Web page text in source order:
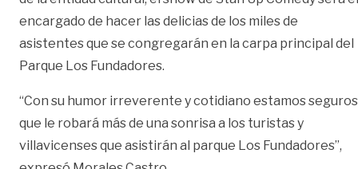
encargado de hacer las delicias de los miles de
asistentes que se congregarán en la carpa principal del
Parque Los Fundadores.
“Con su humor irreverente y cotidiano estamos seguros
que le robará más de una sonrisa a los turistas y
villavicenses que asistirán al parque Los Fundadores”,